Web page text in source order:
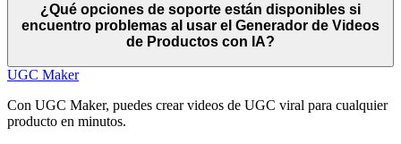
¿Qué opciones de soporte están disponibles si
encuentro problemas al usar el Generador de Videos
de Productos con IA?
UGC Maker
Con UGC Maker, puedes crear videos de UGC viral para cualquier
producto en minutos.